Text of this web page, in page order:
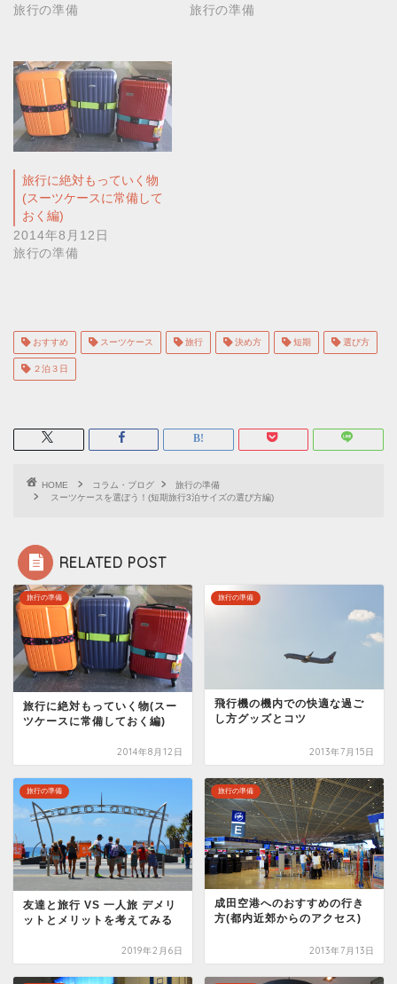
旅行の準備
旅行の準備
旅行に絶対もっていく物
(スーツケースに常備して
おく編)
2014年8月12日
旅行の準備
おすすめ スーツケース 旅行 決め方 短期 選び方
２泊３日
HOME コラム・ブログ
旅行の準備
スーツケースを選ぼう！(短期旅行3泊サイズの選び方編)
RELATED POST
旅行の準備
旅行に絶対もっていく物(スー
ツケースに常備しておく編)
2014年8月12日
旅行の準備
飛行機の機内での快適な過ご
し方グッズとコツ
2013年7月15日
旅行の準備
友達と旅行 VS 一人旅 デメリ
ットとメリットを考えてみる
2019年2月6日
旅行の準備
成田空港へのおすすめの行き
方(都内近郊からのアクセス)
2013年7月13日